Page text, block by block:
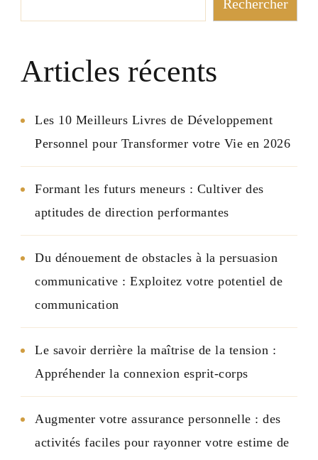
Rechercher
Articles récents
Les 10 Meilleurs Livres de Développement
Personnel pour Transformer votre Vie en 2026
Formant les futurs meneurs : Cultiver des
aptitudes de direction performantes
Du dénouement de obstacles à la persuasion
communicative : Exploitez votre potentiel de
communication
Le savoir derrière la maîtrise de la tension :
Appréhender la connexion esprit-corps
Augmenter votre assurance personnelle : des
activités faciles pour rayonner votre estime de